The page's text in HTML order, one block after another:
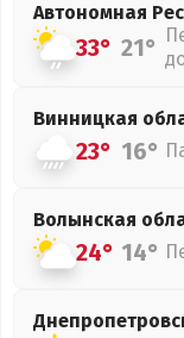
Автономная
33° 21°
Винницкая
23° 16°
Волынская
24° 14°